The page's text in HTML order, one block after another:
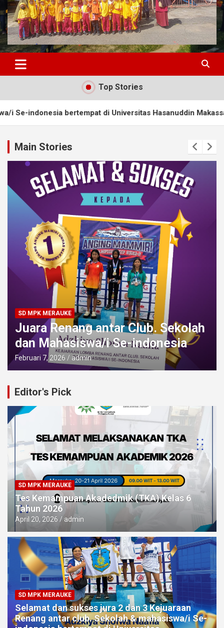
Top Stories
di Universitas Hasanuddin Makassar (UNHAS) Juara
Main Stories
SD MPK MERAUKE
Juara Renang antar Club. Sekolah
dan Mahasiswa/i Se-indonesia
Februari 7, 2026 admin
Editor's Pick
SD MPK MERAUKE
Tes Kemampuan Akadedmik (TKA) Kelas 6
Tahun 2026
April 20, 2026 admin
SD MPK MERAUKE
Selamat dan sukses jura 2 dan 3 Kejuaraan
Renang antar club. Sekolah & mahasiswa/i Se-